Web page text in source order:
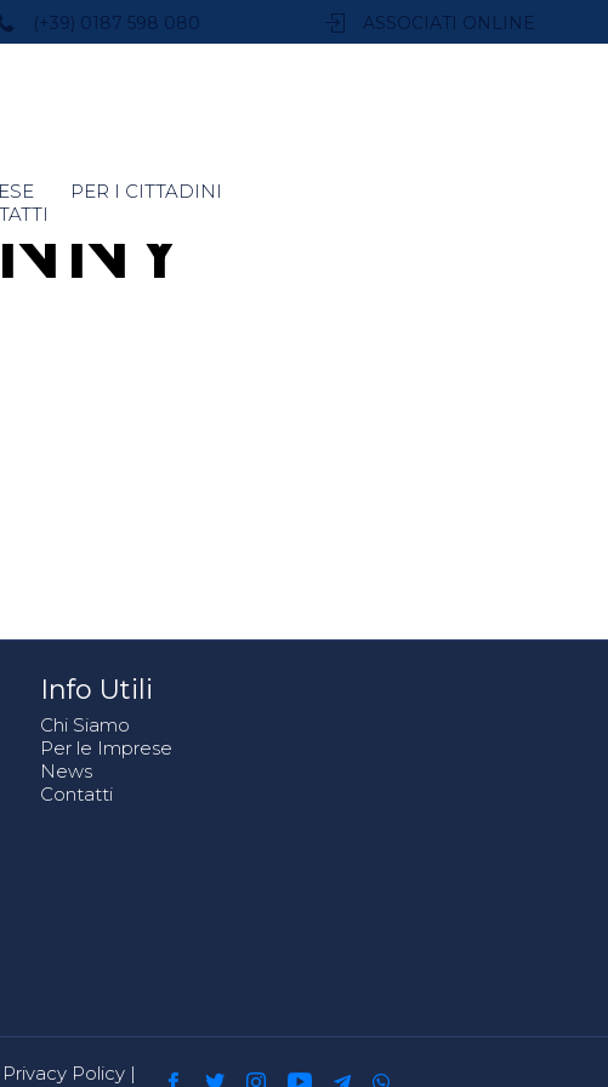
(+39) 0187 598 080 ASSOCIATI ONLINE
PER I CITTADINI
Info Utili
Chi Siamo
Per le Imprese
News
Contatti
Privacy Policy |